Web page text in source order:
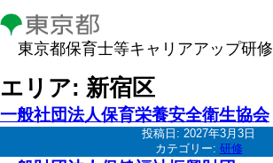
東京都保育士等キャリアアップ研修
エリア: 新宿区
一般社団法人保育栄養安全衛生協会
投稿日: 2027年3月3日
カテゴリー: 研修